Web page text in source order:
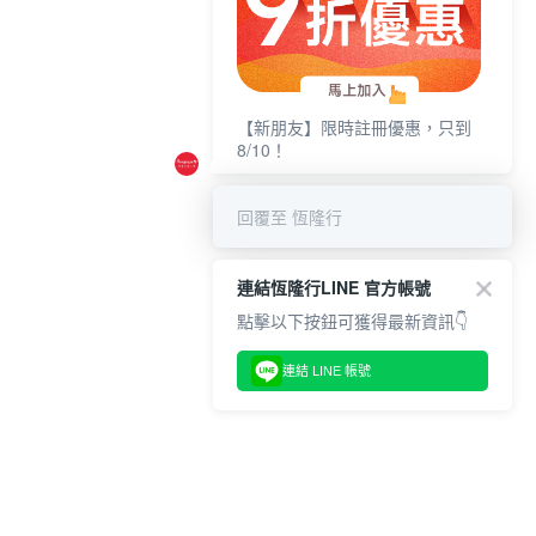
【新朋友】限時註冊優惠，只到
8/10！
回覆至 恆隆行
連結恆隆行LINE 官方帳號
點擊以下按鈕可獲得最新資訊👇
連結 LINE 帳號